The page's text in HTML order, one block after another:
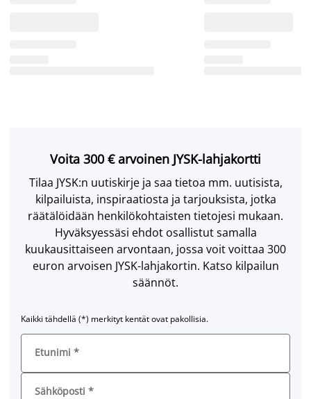
Voita 300 € arvoinen JYSK-lahjakortti
Tilaa JYSK:n uutiskirje ja saa tietoa mm. uutisista,
kilpailuista, inspiraatiosta ja tarjouksista, jotka
räätälöidään henkilökohtaisten tietojesi mukaan.
Hyväksyessäsi ehdot osallistut samalla
kuukausittaiseen arvontaan, jossa voit voittaa 300
euron arvoisen JYSK-lahjakortin. Katso kilpailun
säännöt.
Kaikki tähdellä (*) merkityt kentät ovat pakollisia.
Etunimi *
Sähköposti *